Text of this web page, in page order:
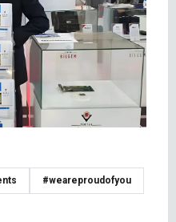
#weareproudofyou